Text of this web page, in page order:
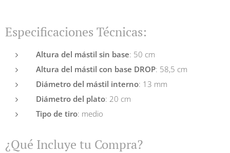
Especificaciones Técnicas:
Altura del mástil sin base: 50 cm
Altura del mástil con base DROP: 58,5 cm
Diámetro del mástil interno: 13 mm
Diámetro del plato: 20 cm
Tipo de tiro: medio
¿Qué Incluye tu Compra?